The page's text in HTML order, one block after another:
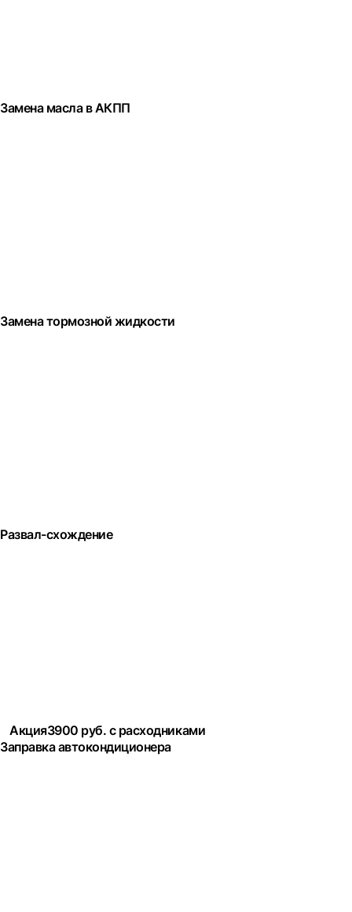
Замена масла в АКПП
Замена тормозной жидкости
Развал-схождение
Акция3900 руб. с расходниками
Заправка автокондиционера